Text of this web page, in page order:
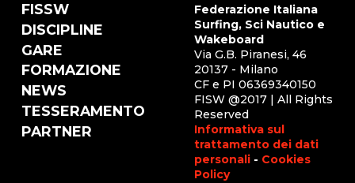
FISSW
DISCIPLINE
GARE
FORMAZIONE
NEWS
TESSERAMENTO
PARTNER
Federazione Italiana
Surfing, Sci Nautico e
Wakeboard
Via G.B. Piranesi, 46
20137 - Milano
CF e PI 06369340150
FISW @2017 | All Rights
Reserved
Informativa sul
trattamento dei dati
personali - Cookies
Policy